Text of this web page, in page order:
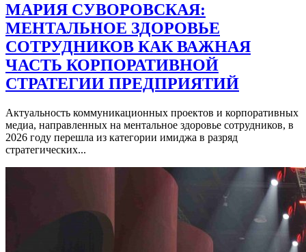
МАРИЯ СУВОРОВСКАЯ:
МЕНТАЛЬНОЕ ЗДОРОВЬЕ
СОТРУДНИКОВ КАК ВАЖНАЯ
ЧАСТЬ КОРПОРАТИВНОЙ
СТРАТЕГИИ ПРЕДПРИЯТИЙ
Актуальность коммуникационных проектов и корпоративных
медиа, направленных на ментальное здоровье сотрудников, в
2026 году перешла из категории имиджа в разряд
стратегических...